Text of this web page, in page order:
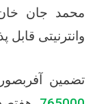
محمد جان خان
وانترنیتی قابل
تضمین